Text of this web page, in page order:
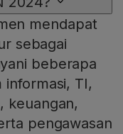
mendapat
sebagai
beberapa
informasi, TI,
keuangan,
pengawasan